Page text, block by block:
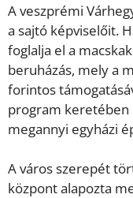
A veszprémi
a sajtó képviselőit.
foglalja el a
beruházás, mely a
forintos
program keretében
megannyi egyházi
A város szerepét
központ alapozta